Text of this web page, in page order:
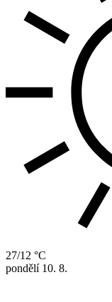
27/12 °C
pondělí 10. 8.